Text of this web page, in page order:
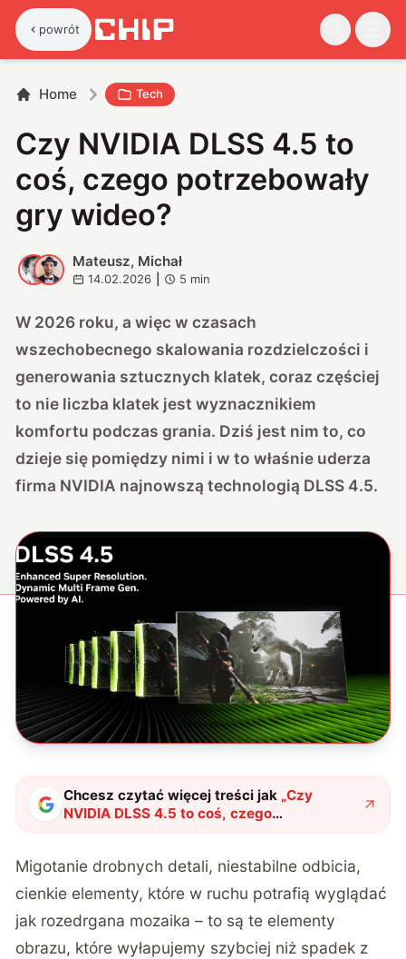
powrót
Home Tech
Czy NVIDIA DLSS 4.5 to
coś, czego potrzebowały
gry wideo?
M M
Mateusz, Michał
14.02.2026 5 min
W 2026 roku, a więc w czasach
wszechobecnego skalowania rozdzielczości i
generowania sztucznych klatek, coraz częściej
to nie liczba klatek jest wyznacznikiem
komfortu podczas grania. Dziś jest nim to, co
dzieje się pomiędzy nimi i w to właśnie uderza
firma NVIDIA najnowszą technologią DLSS 4.5.
Chcesz czytać więcej treści jak „Czy
NVIDIA DLSS 4.5 to coś, czego
potrzebowały gry wideo?"?
Migotanie drobnych detali, niestabilne odbicia,
cienkie elementy, które w ruchu potrafią wyglądać
jak rozedrgana mozaika – to są te elementy
obrazu, które wyłapujemy szybciej niż spadek z